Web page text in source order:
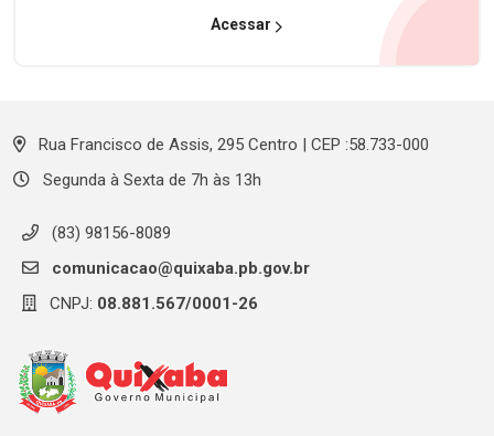
Acessar
Rua Francisco de Assis, 295 Centro | CEP :58.733-000
Segunda à Sexta de 7h às 13h
(83) 98156-8089
comunicacao@quixaba.pb.gov.br
CNPJ: 08.881.567/0001-26